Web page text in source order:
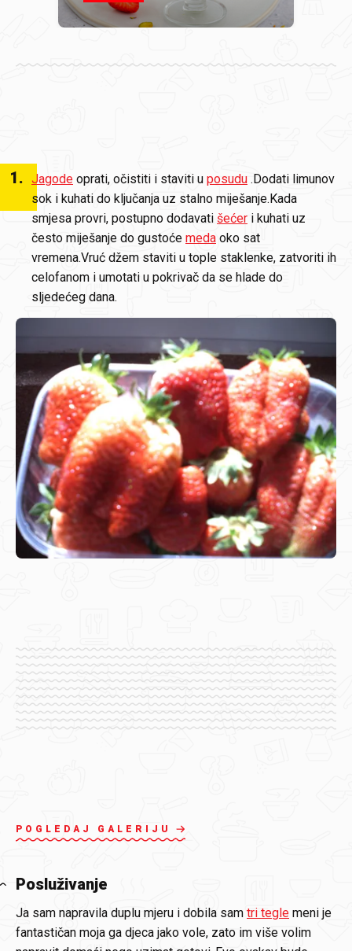
1. Jagode oprati, očistiti i staviti u posudu .Dodati limunov
sok i kuhati do ključanja uz stalno miješanje.Kada
smjesa provri, postupno dodavati šećer i kuhati uz
često miješanje do gustoće meda oko sat
vremena.Vruć džem staviti u tople staklenke, zatvoriti ih
celofanom i umotati u pokrivač da se hlade do
sljedećeg dana.
POGLEDAJ GALERIJU
Posluživanje
Ja sam napravila duplu mjeru i dobila sam tri tegle meni je
fantastičan moja ga djeca jako vole, zato im više volim